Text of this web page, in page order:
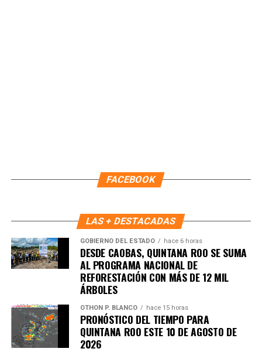
FACEBOOK
LAS + DESTACADAS
GOBIERNO DEL ESTADO hace 6 horas
DESDE CAOBAS, QUINTANA ROO SE SUMA
AL PROGRAMA NACIONAL DE
REFORESTACIÓN CON MÁS DE 12 MIL
ÁRBOLES
OTHON P. BLANCO hace 15 horas
PRONÓSTICO DEL TIEMPO PARA
QUINTANA ROO ESTE 10 DE AGOSTO DE
2026